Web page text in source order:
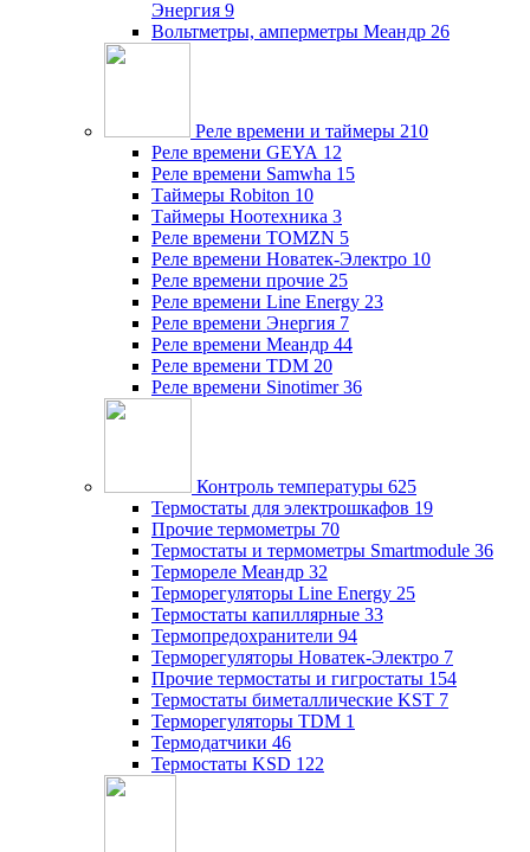
Энергия 9
Вольтметры, амперметры Меандр 26
Реле времени и таймеры 210
Реле времени GEYA 12
Реле времени Samwha 15
Таймеры Robiton 10
Таймеры Ноотехника 3
Реле времени TOMZN 5
Реле времени Новатек-Электро 10
Реле времени прочие 25
Реле времени Line Energy 23
Реле времени Энергия 7
Реле времени Меандр 44
Реле времени TDM 20
Реле времени Sinotimer 36
Контроль температуры 625
Термостаты для электрошкафов 19
Прочие термометры 70
Термостаты и термометры Smartmodule 36
Термореле Меандр 32
Терморегуляторы Line Energy 25
Термостаты капиллярные 33
Термопредохранители 94
Терморегуляторы Новатек-Электро 7
Прочие термостаты и гигростаты 154
Термостаты биметаллические KST 7
Терморегуляторы TDM 1
Термодатчики 46
Термостаты KSD 122